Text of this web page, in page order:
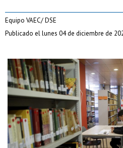
Equipo VAEC/ DSE
Publicado el lunes 04 de diciembre de